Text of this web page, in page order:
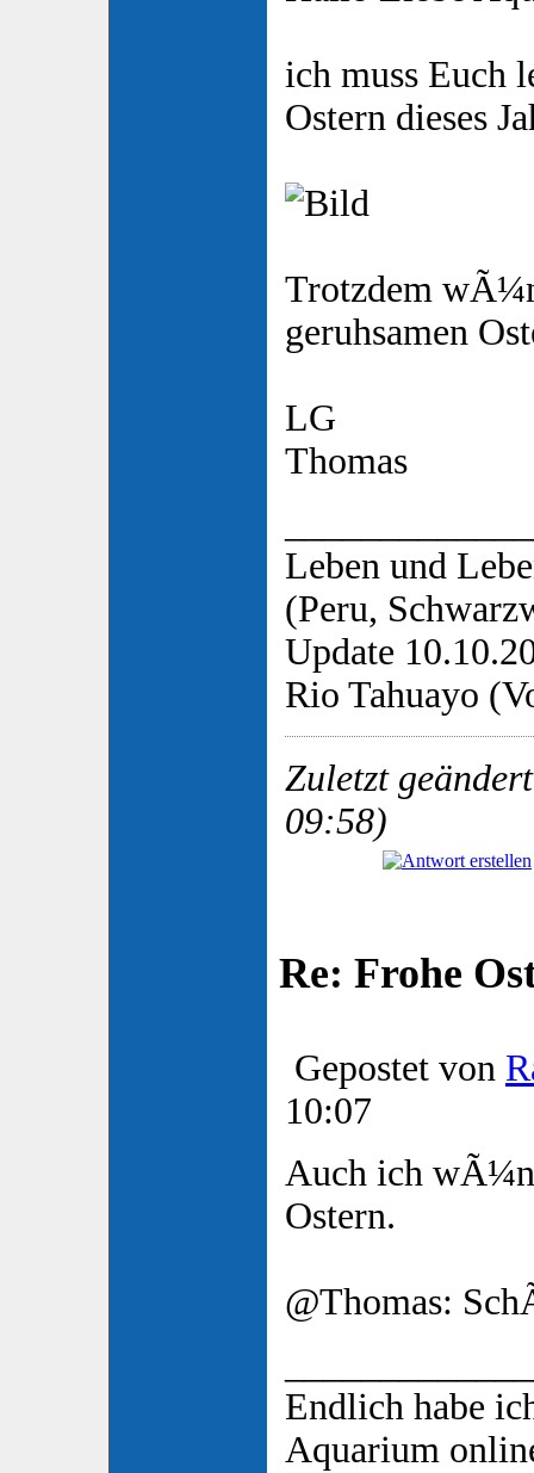
ich muss Euch
Ostern dieses
Trotzdem
geruhsamen
LG
Thomas
Leben und
(Peru,
Update
Rio Tahuayo
Zuletzt
09:58)
Re: Frohe
Gepostet von
10:07
Auch ich
Ostern.
@Thomas:
Endlich habe
Aquarium